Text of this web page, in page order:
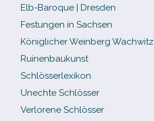
Elb-​Baroque | Dresden
Festungen in Sachsen
Königlicher Weinberg Wachwitz
Ruinenbaukunst
Schlösserlexikon
Unechte Schlösser
Verlorene Schlösser